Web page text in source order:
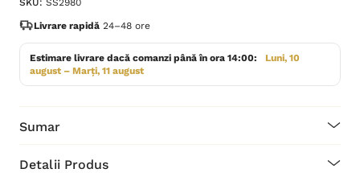
SKU: SS2980
Livrare rapidă 24–48 ore
Estimare livrare dacă comanzi până în ora 14:00:
Luni, 10
august – Marți, 11 august
Sumar
Detalii Produs